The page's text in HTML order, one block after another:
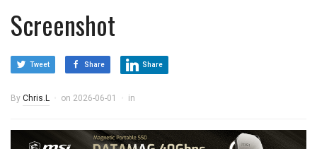
Screenshot
Tweet Share Share
By Chris.L on 2026-06-01 in